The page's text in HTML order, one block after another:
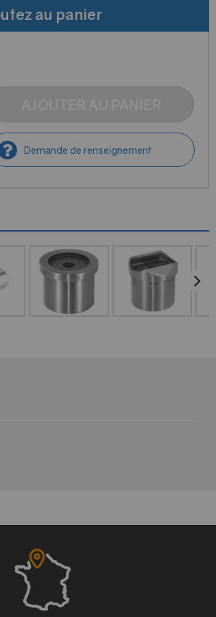
au panier
Demande de renseignement